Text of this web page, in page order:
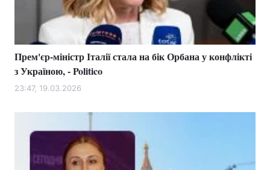
Прем'єр-міністр Італії стала на бік Орбана у конфлікті
з Україною, - Politico
23:47, 19.03.2026